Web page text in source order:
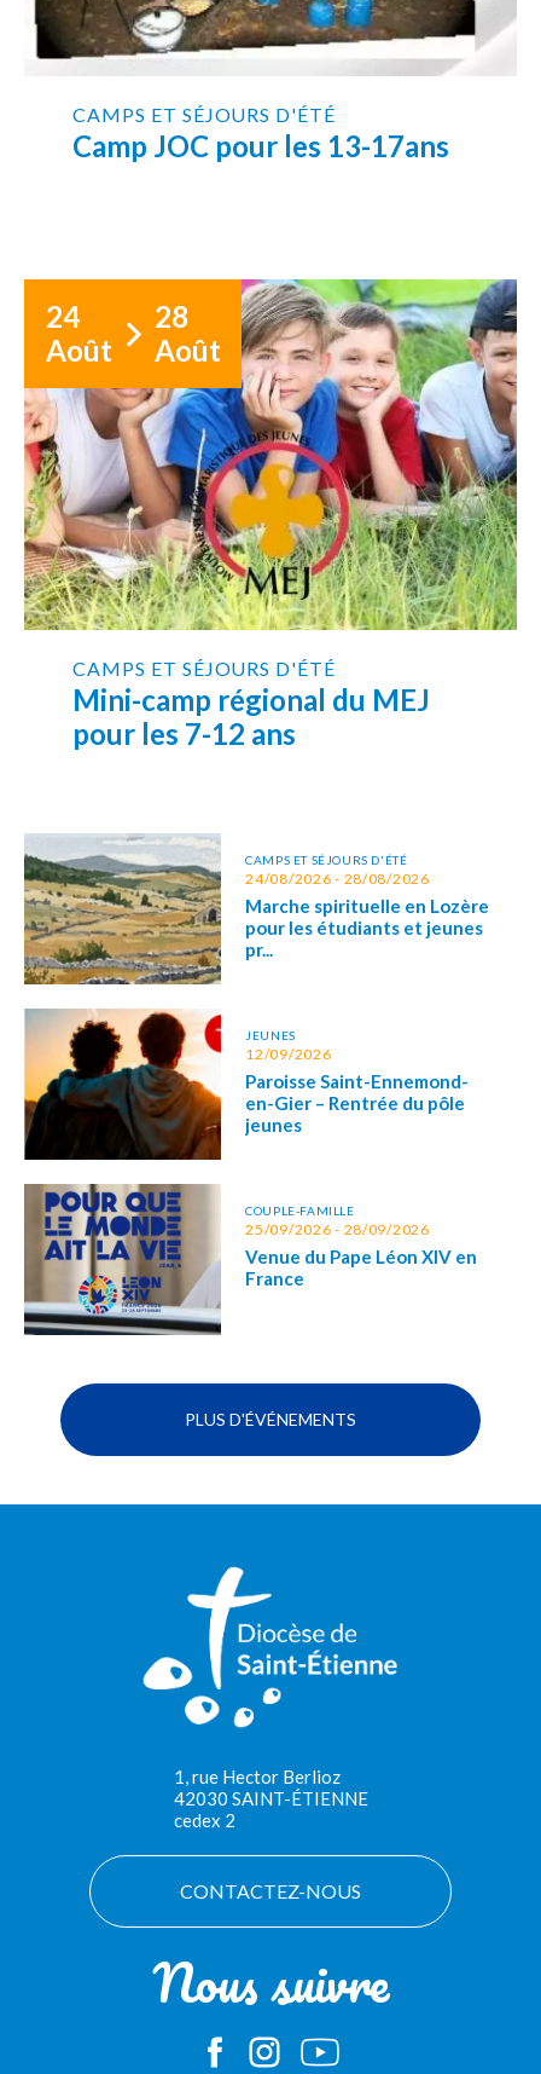
CAMPS ET SÉJOURS D'ÉTÉ
Camp JOC pour les 13-17ans
24
Août
28
Août
CAMPS ET SÉJOURS D'ÉTÉ
Mini-camp régional du MEJ
pour les 7-12 ans
CAMPS ET SÉJOURS D'ÉTÉ
24/08/2026 - 28/08/2026
Marche spirituelle en Lozère
pour les étudiants et jeunes
pr...
JEUNES
12/09/2026
Paroisse Saint-Ennemond-
en-Gier – Rentrée du pôle
jeunes
COUPLE-FAMILLE
25/09/2026 - 28/09/2026
Venue du Pape Léon XIV en
France
PLUS D'ÉVÉNEMENTS
1, rue Hector Berlioz
42030 SAINT-ÉTIENNE
cedex 2
Nous suivre
CONTACTEZ-NOUS